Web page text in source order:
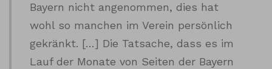
Bayern nicht angenommen, dies hat
wohl so manchen im Verein persönlich
gekränkt. […] Die Tatsache, dass es im
Lauf der Monate von Seiten der Bayern